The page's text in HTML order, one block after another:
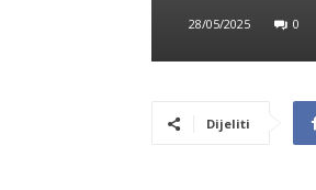
28/05/2025 0
Dijeliti